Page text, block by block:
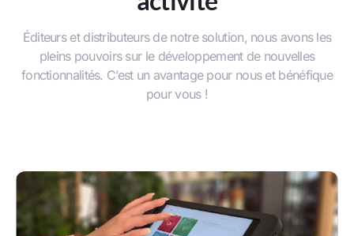
Éditeurs et distributeurs de notre solution, nous avons les
pleins pouvoirs sur le développement de nouvelles
fonctionnalités. C’est un avantage pour nous et bénéfique
pour vous !